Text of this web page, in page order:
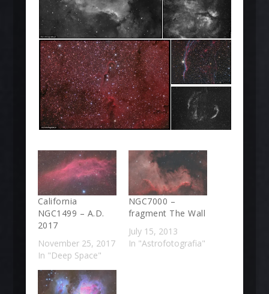
California
NGC1499 – A.D.
2017
November 25, 2017
In "Deep Space"
NGC7000 –
fragment The Wall
July 15, 2013
In "Astrofotografia"